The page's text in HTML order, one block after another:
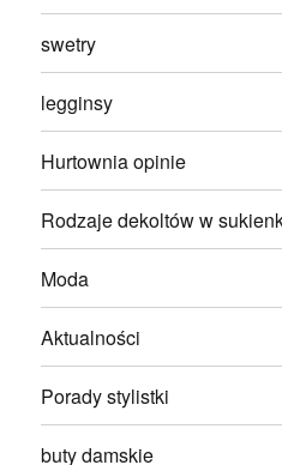
swetry
legginsy
Hurtownia opinie
Rodzaje dekoltów w
Moda
Aktualności
Porady stylistki
buty damskie